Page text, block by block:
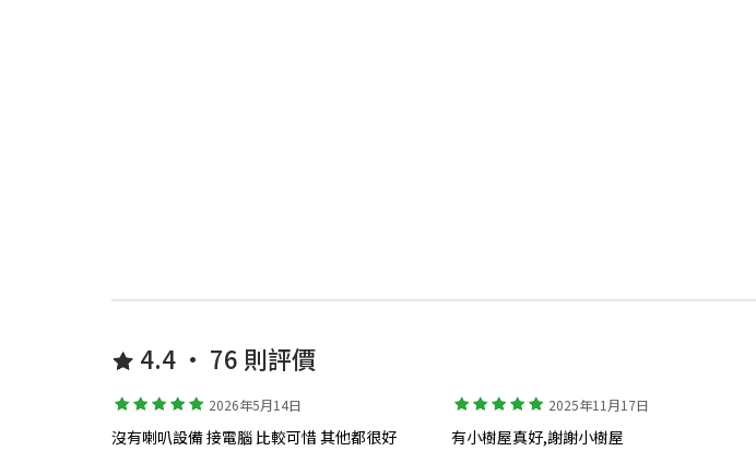
4.4 • 76 則評價
2026年5月14日
沒有喇叭設備 接電腦 比較可惜 其他都很好
2025年11月17日
有小樹屋真好,謝謝小樹屋